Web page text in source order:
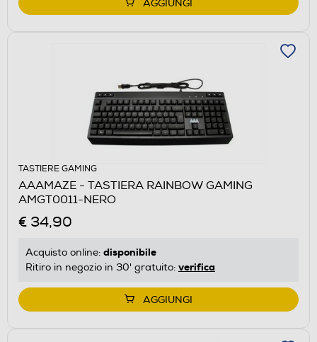
AGGIUNGI
TASTIERE GAMING
AAAMAZE - TASTIERA RAINBOW GAMING
AMGT0011-NERO
€ 34,90
Acquisto online: disponibile
Ritiro in negozio in 30' gratuito: verifica
AGGIUNGI